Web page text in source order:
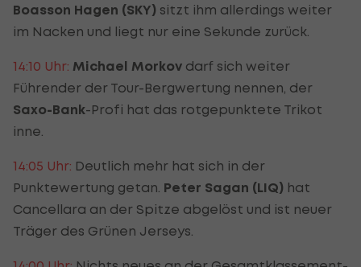
Boasson Hagen (SKY) sitzt ihm allerdings weiter
im Nacken und liegt nur eine Sekunde zurück.
14:10 Uhr: Michael Morkov darf sich weiter
Führender der Tour-Bergwertung nennen, der
Saxo-Bank-Profi hat das rotgepunktete Trikot
inne.
14:05 Uhr: Deutlich mehr hat sich in der
Punktewertung getan. Peter Sagan (LIQ) hat
Cancellara an der Spitze abgelöst und ist neuer
Träger des Grünen Jerseys.